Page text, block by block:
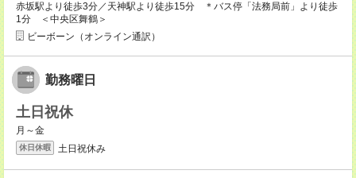
赤坂駅より徒歩3分／天神駅より徒歩15分 ＊バス停「法務局前」より徒歩
1分 ＜中央区舞鶴＞
ビーボーン（オンライン通訳）
勤務曜日
土日祝休
月～金
休日休暇 土日祝休み